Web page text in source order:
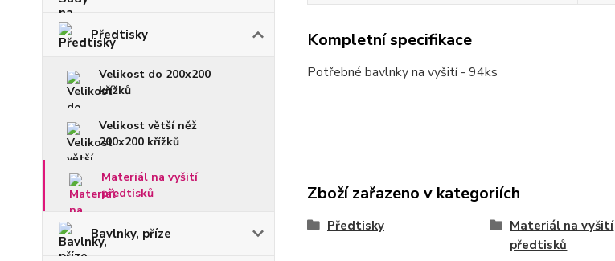
Předtisky
Velikost do 200x200
křížků
Velikost větší něž
200x200 křížků
Materiál na vyšití
předtisků
Bavlnky, příze
Kompletní specifikace
Potřebné bavlnky na vyšití - 94ks
Zboží zařazeno v kategoriích
Předtisky
Materiál na vyšití
předtisků